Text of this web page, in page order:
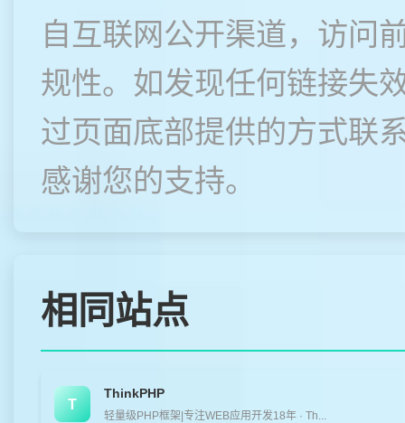
自互联网公开渠道，访问
规性。如发现任何链接失
过页面底部提供的方式联
感谢您的支持。
相同站点
T
ThinkPHP
轻量级PHP框架|专注WEB应用开发18年 · Th...